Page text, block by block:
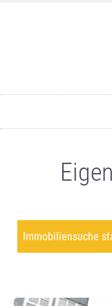
Immobiliensuche